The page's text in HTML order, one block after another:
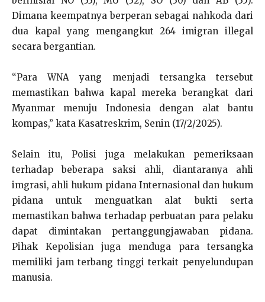
Dimana keempatnya berperan sebagai nahkoda dari
dua kapal yang mengangkut 264 imigran illegal
secara bergantian.
“Para WNA yang menjadi tersangka tersebut
memastikan bahwa kapal mereka berangkat dari
Myanmar menuju Indonesia dengan alat bantu
kompas,” kata Kasatreskrim, Senin (17/2/2025).
Selain itu, Polisi juga melakukan pemeriksaan
terhadap beberapa saksi ahli, diantaranya ahli
imgrasi, ahli hukum pidana Internasional dan hukum
pidana untuk menguatkan alat bukti serta
memastikan bahwa terhadap perbuatan para pelaku
dapat dimintakan pertanggungjawaban pidana.
Pihak Kepolisian juga menduga para tersangka
memiliki jam terbang tinggi terkait penyelundupan
manusia.